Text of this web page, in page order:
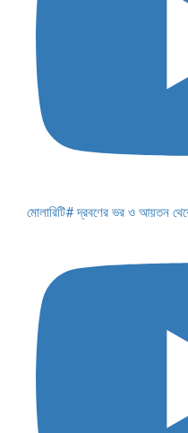
মোলারিটি# দ্রবণের ভর ও আয়তন